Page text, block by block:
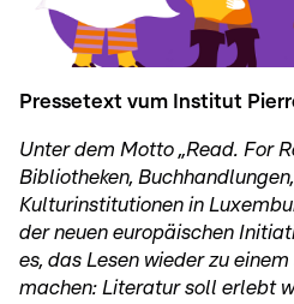
Pressetext vum Institut
Unter dem Motto „Read. For
Bibliotheken,
Kulturinstitutionen in
der neuen europäischen
es, das Lesen wieder zu
machen: Literatur soll erlebt